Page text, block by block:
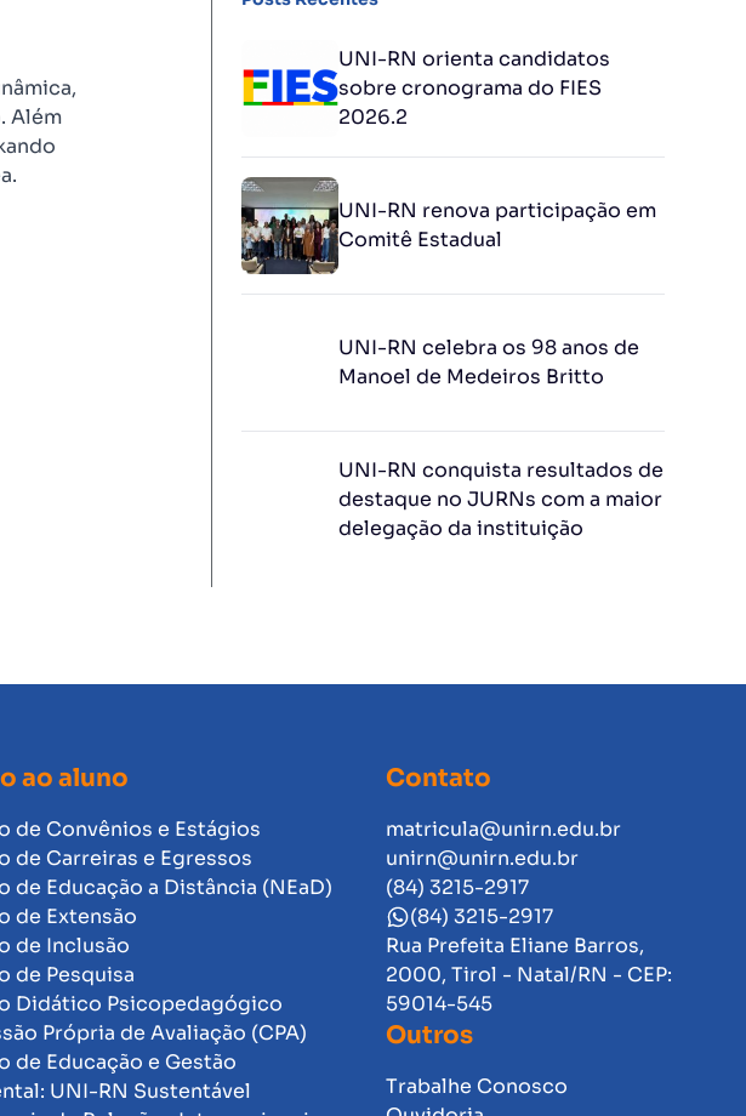
Além
UNI-RN orienta candidatos
sobre cronograma do FIES
2026.2
UNI-RN renova participação em
Comitê Estadual
UNI-RN celebra os 98 anos de
Manoel de Medeiros Britto
UNI-RN conquista resultados de
destaque no JURNs com a maior
delegação da instituição
ao aluno
de Convênios e Estágios
de Carreiras e Egressos
de Educação a Distância (NEaD)
de Extensão
de Inclusão
de Pesquisa
Didático Psicopedagógico
Própria de Avaliação (CPA)
de Educação e Gestão
UNI-RN Sustentável
Contato
matricula@unirn.edu.br
unirn@unirn.edu.br
(84) 3215-2917
(84) 3215-2917
Rua Prefeita Eliane Barros,
2000, Tirol - Natal/RN - CEP:
59014-545
Outros
Trabalhe Conosco